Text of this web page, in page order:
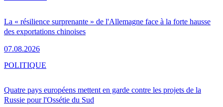
La « résilience surprenante » de l'Allemagne face à la forte hausse
des exportations chinoises
07.08.2026
Quatre pays européens mettent en garde contre les projets de la
Russie pour l'Ossétie du Sud
POLITIQUE